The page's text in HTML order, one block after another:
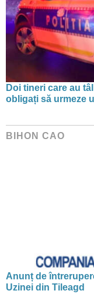
Doi tineri care au
obligați să urmeze
BIHON CAO
Anunț de
Uzinei din Tileagd